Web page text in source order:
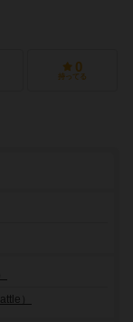
0
持ってる
）